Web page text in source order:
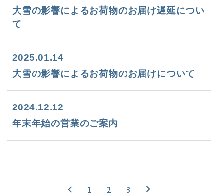
大雪の影響によるお荷物のお届け遅延につい
て
2025.01.14
大雪の影響によるお荷物のお届けについて
2024.12.12
年末年始の営業のご案内
1 2 3